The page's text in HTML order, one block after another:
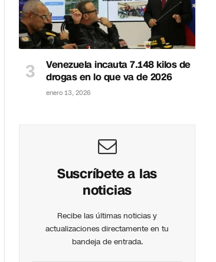
Venezuela incauta 7.148 kilos de
drogas en lo que va de 2026
enero 13, 2026
Suscríbete a las
noticias
Recibe las últimas noticias y
actualizaciones directamente en tu
bandeja de entrada.